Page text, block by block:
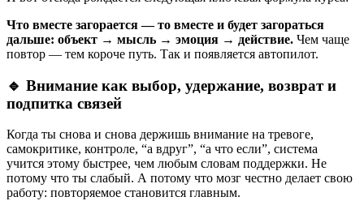
Что вместе загорается — то вместе и будет загораться
дальше: объект → мысль → эмоция → действие. Чем чаще
повтор — тем короче путь. Так и появляется автопилот.
🔹 Внимание как выбор, удержание, возврат и
подпитка связей
Когда ты снова и снова держишь внимание на тревоге,
самокритике, контроле, “а вдруг”, “а что если”, система
учится этому быстрее, чем любым словам поддержки. Не
потому что ты слабый. А потому что мозг честно делает свою
работу: повторяемое становится главным.